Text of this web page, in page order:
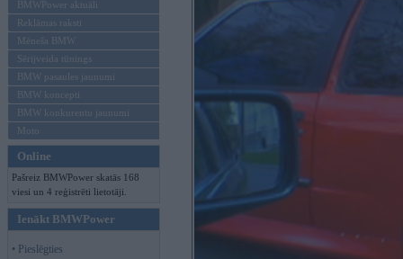
BMWPower aktuāli
Reklāmas raksti
Mēneša BMW
Sērijveida tūnings
BMW pasaules jaunumi
BMW koncepti
BMW konkurentu jaunumi
Moto
Online
Pašreiz BMWPower skatās 168
viesi un 4 reģistrēti lietotāji.
Ienākt BMWPower
• Pieslēgties